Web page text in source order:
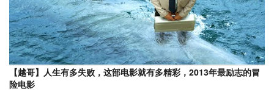
【越哥】人生有多失败，这部电影就有多精彩，2013年最励志的冒
险电影